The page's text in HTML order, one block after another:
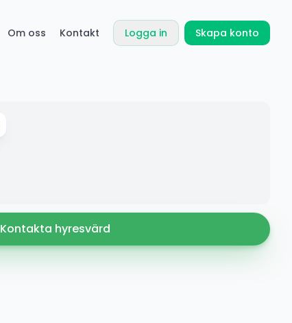
Om oss Kontakt Logga in Skapa konto
Kontakta hyresvärd